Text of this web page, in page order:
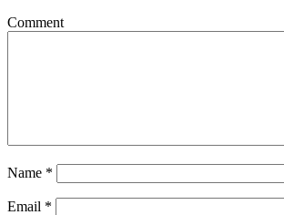
Comment
Name *
Email *